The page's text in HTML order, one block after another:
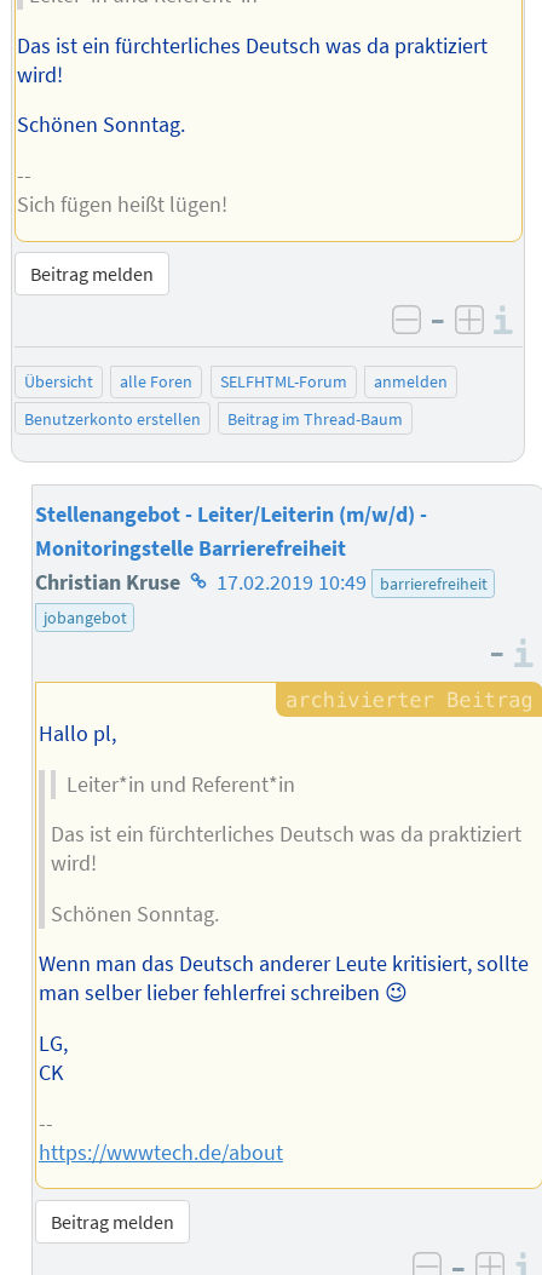
Das ist ein fürchterliches Deutsch was da praktiziert
wird!
Schönen Sonntag.
--
Sich fügen heißt lügen!
Beitrag melden
negativ
–
Übersicht alle Foren SELFHTML-Forum
anmelden
Benutzerkonto erstellen
Beitrag im Thread-Baum
Stellenangebot - Leiter/Leiterin (m/w/d) -
Monitoringstelle Barrierefreiheit
Christian Kruse Homepage
17.02.2019 10:49
barrierefreiheit
jobangebot
–
Hallo pl,
Leiter*in und Referent*in
Das ist ein fürchterliches Deutsch was da praktiziert
wird!
Schönen Sonntag.
Wenn man das Deutsch anderer Leute kritisiert, sollte
man selber lieber fehlerfrei schreiben 😉
LG,
CK
--
https://wwwtech.de/about
Beitrag melden
–